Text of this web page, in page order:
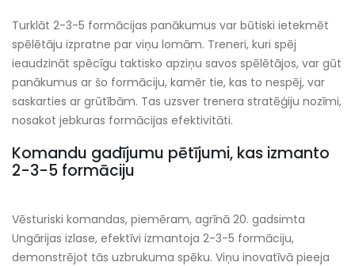
Turklāt 2-3-5 formācijas panākumus var būtiski ietekmēt
spēlētāju izpratne par viņu lomām. Treneri, kuri spēj
ieaudzināt spēcīgu taktisko apziņu savos spēlētājos, var gūt
panākumus ar šo formāciju, kamēr tie, kas to nespēj, var
saskarties ar grūtībām. Tas uzsver trenera stratēģiju nozīmi,
nosakot jebkuras formācijas efektivitāti.
Komandu gadījumu pētījumi, kas izmanto
2-3-5 formāciju
Vēsturiski komandas, piemēram, agrīnā 20. gadsimta
Ungārijas izlase, efektīvi izmantoja 2-3-5 formāciju,
demonstrējot tās uzbrukuma spēku. Viņu inovatīvā pieeja